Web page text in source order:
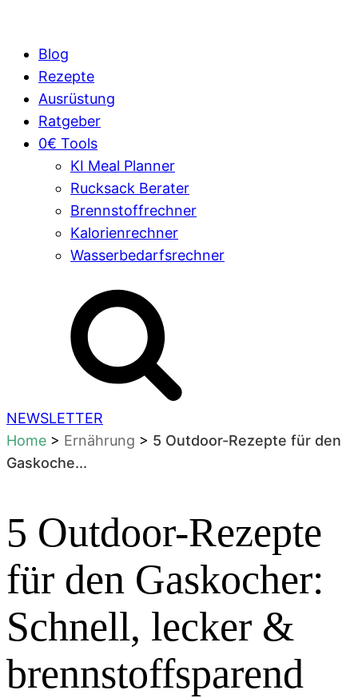
Blog
Rezepte
Ausrüstung
Ratgeber
0€ Tools
KI Meal Planner
Rucksack Berater
Brennstoffrechner
Kalorienrechner
Wasserbedarfsrechner
NEWSLETTER
Home > Ernährung > 5 Outdoor-Rezepte für den
Gaskoche...
5 Outdoor-Rezepte
für den Gaskocher:
Schnell, lecker &
brennstoffsparend